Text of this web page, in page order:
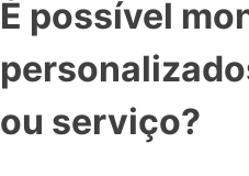
É possível
ou serviço?